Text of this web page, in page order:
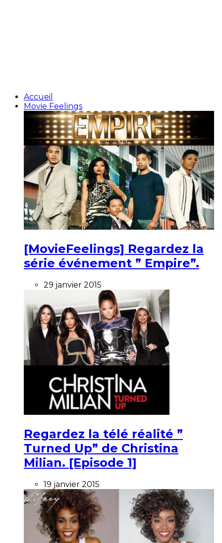
Accueil
Movie Feelings
[MovieFeelings] Regardez la
série événement ” Empire”.
29 janvier 2015
Regardez la télé réalité ”
Turned Up” de Christina
Milian. [Episode 1]
19 janvier 2015